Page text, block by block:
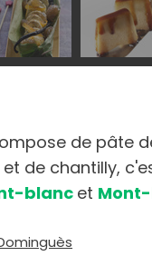
de pâte
de chantilly,
blanc et